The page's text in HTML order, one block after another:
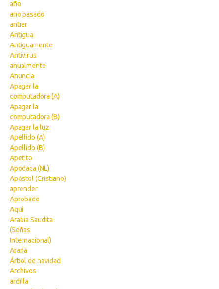
año
año pasado
antier
Antigua
Antiguamente
Antivirus
anualmente
Anuncia
Apagar la
computadora (A)
Apagar la
computadora (B)
Apagar la luz
Apellido (A)
Apellido (B)
Apetito
Apodaca (NL)
Apóstol (Cristiano)
aprender
Aprobado
Aquí
Arabia Saudita
(Señas
Internacional)
Araña
Árbol de navidad
Archivos
ardilla